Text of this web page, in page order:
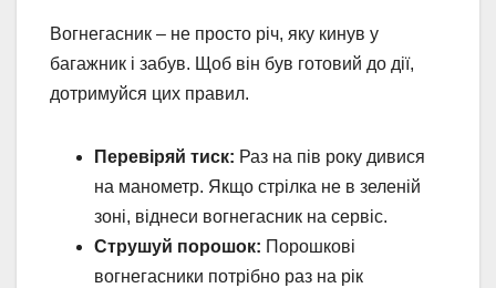
Вогнегасник – не просто річ, яку кинув у
багажник і забув. Щоб він був готовий до дії,
дотримуйся цих правил.
Перевіряй тиск: Раз на пів року дивися
на манометр. Якщо стрілка не в зеленій
зоні, віднеси вогнегасник на сервіс.
Струшуй порошок: Порошкові
вогнегасники потрібно раз на рік